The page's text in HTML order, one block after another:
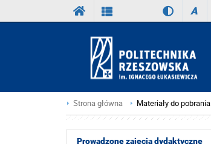
A
Strona główna Materiały do pobrania
Prowadzone zajęcia dydaktyczne